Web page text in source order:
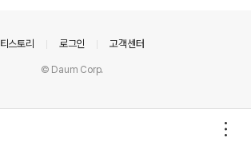
티스토리 로그인 고객센터
© Daum Corp.